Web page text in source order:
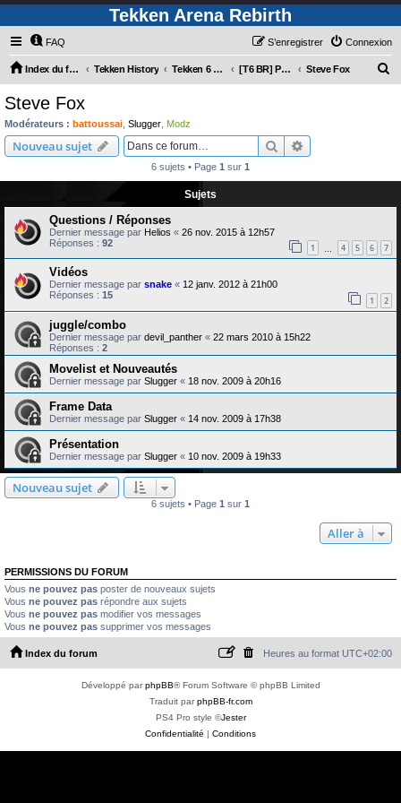
Tekken Arena Rebirth
FAQ Connexion
S’enregistrer
Index du forum Tekken History Tekken 6 Bloodline Rebellion [T6 BR] Personnages Steve Fox
e
r
Steve Fox
Modérateurs : battoussai Slugger Modz
Nouveau sujet Rechercher
6 sujets • Page 1 sur 1
Sujets
Questions / Réponses
Dernier message par Helios « 26 nov. 2015 à 12h57
Réponses : 92 1 4 5 6 7
Vidéos
Dernier message par snake « 12 janv. 2012 à 21h00
Réponses : 15 1 2
juggle/combo
Dernier message par devil_panther « 22 mars 2010 à 15h22
Réponses : 2
Movelist et Nouveautés
Dernier message par Slugger « 18 nov. 2009 à 20h16
Frame Data
Dernier message par Slugger « 14 nov. 2009 à 17h38
Présentation
Dernier message par Slugger « 10 nov. 2009 à 19h33
Nouveau sujet
6 sujets • Page 1 sur 1
Aller à
PERMISSIONS DU FORUM
Vous ne pouvez pas poster de nouveaux sujets
Vous ne pouvez pas répondre aux sujets
Vous ne pouvez pas modifier vos messages
Vous ne pouvez pas supprimer vos messages
Index du forum Heures au format UTC+02:00
Développé parphpBB® Forum Software © phpBB Limited
Traduit parphpBB-fr.com
PS4 Pro style ©Jester
Confidentialité | Conditions